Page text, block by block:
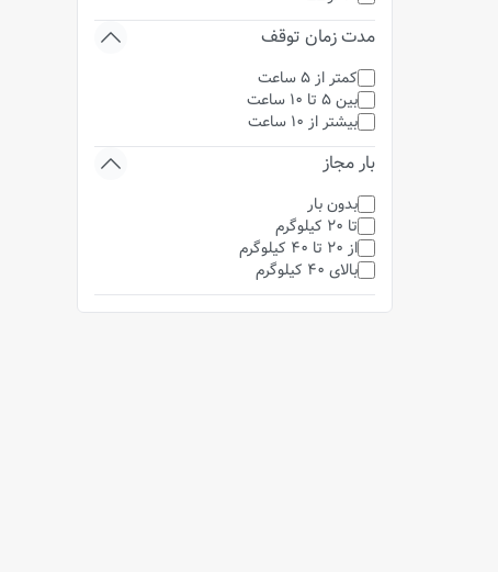
مدت زمان توقف
کمتر از 5 ساعت
بین 5 تا 10 ساعت
بیشتر از 10 ساعت
بار مجاز
بدون بار
تا 20 کیلوگرم
از 20 تا 40 کیلوگرم
بالای 40 کیلوگرم